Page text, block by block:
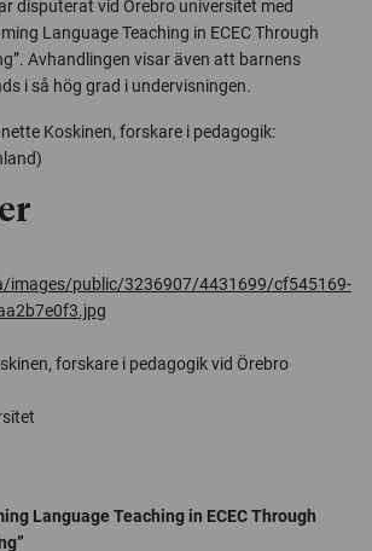
disputerat vid Örebro universitet med
Language Teaching in ECEC Through
Avhandlingen visar även att barnens
i så hög grad i undervisningen.
Koskinen, forskare i pedagogik:
images/public/3236907/4431699/cf545169-
forskare i pedagogik vid Örebro
Language Teaching in ECEC Through